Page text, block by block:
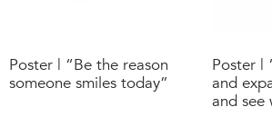
Poster | “Be the reason
someone smiles today”
Poster |
and
and see